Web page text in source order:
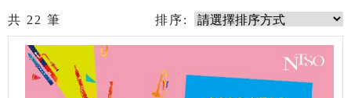
共 22 筆 排序: